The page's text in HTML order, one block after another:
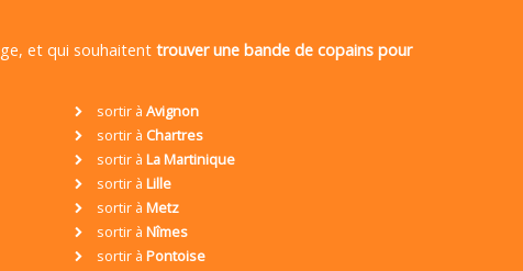
et qui souhaitent trouver une bande de copains pour
sortir à Avignon
sortir à Chartres
sortir à La Martinique
sortir à Lille
sortir à Metz
sortir à Nîmes
sortir à Pontoise